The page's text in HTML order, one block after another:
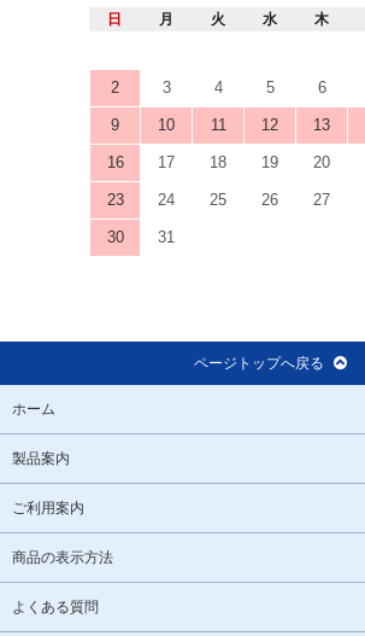
日 月 火 水 木
2 3 4 5 6
9 10 11 12 13
16 17 18 19 20
23 24 25 26 27
30
31
ページトップへ戻る
ホーム
製品案内
ご利用案内
商品の表示方法
よくある質問